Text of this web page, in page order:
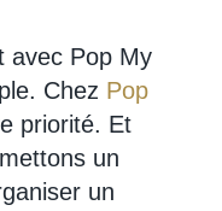
avec Pop My
Chez Pop
priorité. Et
un
un